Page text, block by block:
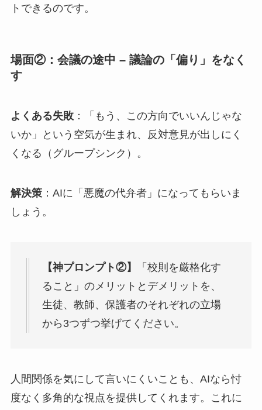
トできるのです。
場面②：会議の途中 – 議論の「偏り」をなく
す
よくある失敗：「もう、この方向でいいんじゃな
いか」という空気が生まれ、反対意見が出しにく
くなる（グループシンク）。
解決策：AIに「悪魔の代弁者」になってもらいま
しょう。
【神プロンプト②】
「校則を厳格化す
ること」のメリットとデメリットを、
生徒、教師、保護者のそれぞれの立場
から3つずつ挙げてください。
人間関係を気にして言いにくいことも、AIなら忖
度なく多角的な視点を提供してくれます。これに